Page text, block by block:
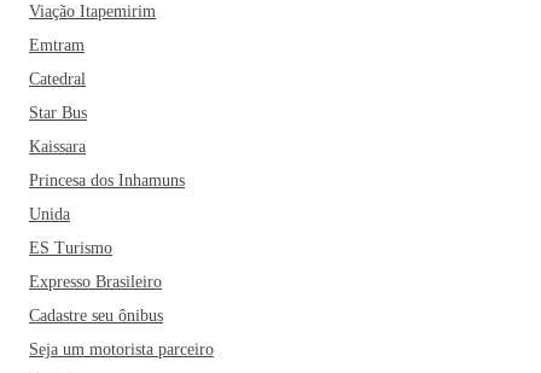
Viação Itapemirim
Emtram
Catedral
Star Bus
Kaissara
Princesa dos Inhamuns
Unida
ES Turismo
Expresso Brasileiro
Cadastre seu ônibus
Seja um motorista parceiro